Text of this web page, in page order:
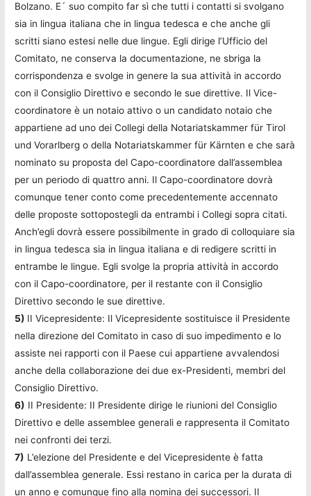
Bolzano. E´ suo compito far sì che tutti i contatti si svolgano
sia in lingua italiana che in lingua tedesca e che anche gli
scritti siano estesi nelle due lingue. Egli dirige l’Ufficio del
Comitato, ne conserva la documentazione, ne sbriga la
corrispondenza e svolge in genere la sua attività in accordo
con il Consiglio Direttivo e secondo le sue direttive. Il Vice-
coordinatore è un notaio attivo o un candidato notaio che
appartiene ad uno dei Collegi della Notariatskammer für Tirol
und Vorarlberg o della Notariatskammer für Kärnten e che sarà
nominato su proposta del Capo-coordinatore dall’assemblea
per un periodo di quattro anni. Il Capo-coordinatore dovrà
comunque tener conto come precedentemente accennato
delle proposte sottopostegli da entrambi i Collegi sopra citati.
Anch’egli dovrà essere possibilmente in grado di colloquiare sia
in lingua tedesca sia in lingua italiana e di redigere scritti in
entrambe le lingue. Egli svolge la propria attività in accordo
con il Capo-coordinatore, per il restante con il Consiglio
Direttivo secondo le sue direttive.
5) II Vicepresidente: Il Vicepresidente sostituisce il Presidente
nella direzione del Comitato in caso di suo impedimento e lo
assiste nei rapporti con il Paese cui appartiene avvalendosi
anche della collaborazione dei due ex-Presidenti, membri del
Consiglio Direttivo.
6) II Presidente: II Presidente dirige le riunioni del Consiglio
Direttivo e delle assemblee generali e rappresenta il Comitato
nei confronti dei terzi.
7) L’elezione del Presidente e del Vicepresidente è fatta
dall’assemblea generale. Essi restano in carica per la durata di
un anno e comunque fino alla nomina dei successori. II